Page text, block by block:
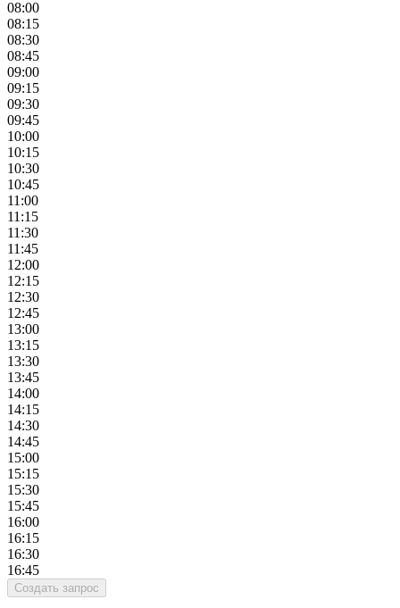
08:00
08:15
08:30
08:45
09:00
09:15
09:30
09:45
10:00
10:15
10:30
10:45
11:00
11:15
11:30
11:45
12:00
12:15
12:30
12:45
13:00
13:15
13:30
13:45
14:00
14:15
14:30
14:45
15:00
15:15
15:30
15:45
16:00
16:15
16:30
16:45
Создать запрос